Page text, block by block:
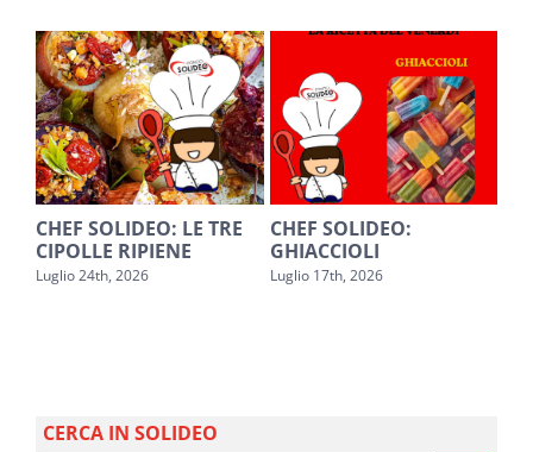
CHEF SOLIDEO: LE TRE
CIPOLLE RIPIENE
Luglio 24th, 2026
CHEF SOLIDEO:
GHIACCIOLI
Luglio 17th, 2026
CERCA IN SOLIDEO